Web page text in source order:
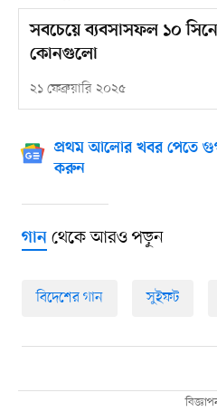
সবচেয়ে ব্যবসাসফল ১০
কোনগুলো
২১ ফেব্রুয়ারি ২০২৫
প্রথম আলোর খবর পেতে
করুন
গানথেকে আরও পড়ুন
বিদেশের গান সুইফট